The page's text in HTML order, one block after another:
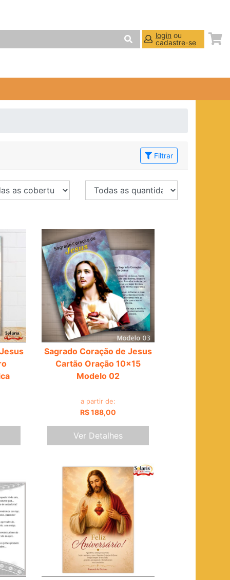
login ou
cadastre-se
Filtrar
Sagrado Coração de Jesus
Cartão Oração 10x15
Modelo 02
a partir de:
R$ 188,00
Ver Detalhes